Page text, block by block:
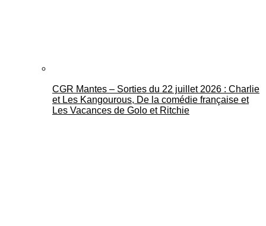
CGR Mantes – Sorties du 22 juillet 2026 : Charlie
et Les Kangourous, De la comédie française et
Les Vacances de Golo et Ritchie